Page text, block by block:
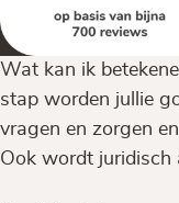
Wat kan ik
stap worden jullie
vragen en zorgen
Ook wordt juridisch